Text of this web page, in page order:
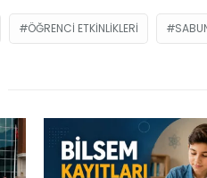
ÖĞRENCI ETKINLIKLERI